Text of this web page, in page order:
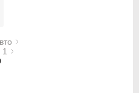
ASV50
AVV50